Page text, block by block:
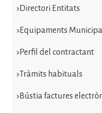
Directori Entitats
Equipaments
Perfil del contractant
Tràmits habituals
Bústia factures